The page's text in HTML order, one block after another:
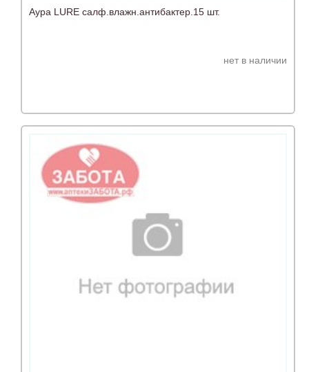
Аура LURE салф.влажн.антибактер.15 шт.
нет в наличии